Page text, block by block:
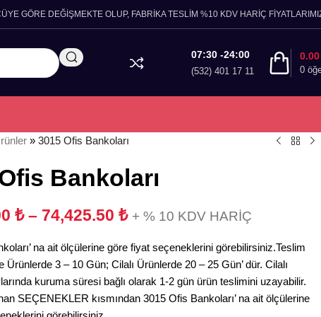
GÖRE DEĞİŞMEKTE OLUP, FABRİKA TESLİM %10 KDV HARİÇ
07:30 -24:00
(532) 401 17 11 0
»3015 Ofis Bankoları
Bankoları
₺ – 74,425.50₺ + % 10 KDV HARİÇ
na ait ölçülerine göre fiyat seçeneklerini görebilirsiniz.Teslim
Ürünlerde 3 – 10 Gün; Cilalı Ürünlerde 20 – 25 Gün’ dür. Cilalı
kuruma süresi bağlı olarak 1-2 gün ürün teslimini uzayabilir.
SEÇENEKLER kısmından 3015 Ofis Bankoları’ na ait ölçülerine